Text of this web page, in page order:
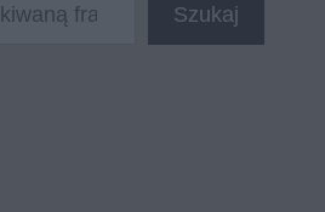
Szukaj